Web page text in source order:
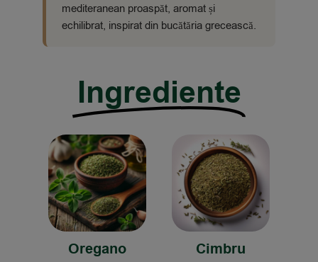
mediteranean proaspăt, aromat și
echilibrat, inspirat din bucătăria grecească.
Ingrediente
Oregano Cimbru